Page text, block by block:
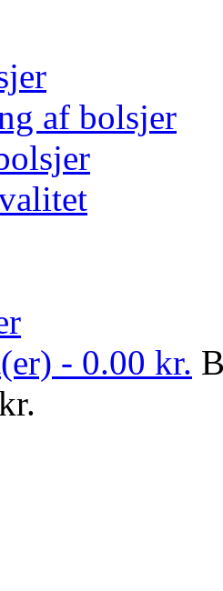
af bolsjer
- 0.00 kr.